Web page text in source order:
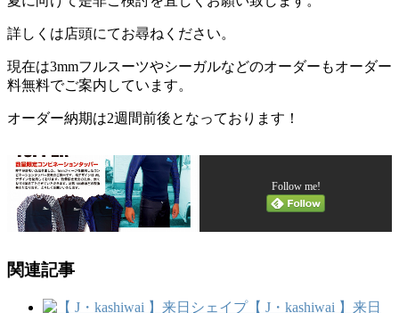
詳しくは店頭にてお尋ねください。
現在は3mmフルスーツやシーガルなどのオーダーもオーダー
料無料でご案内しています。
オーダー納期は2週間前後となっております！
Follow me!
関連記事
【 J・kashiwai 】来日